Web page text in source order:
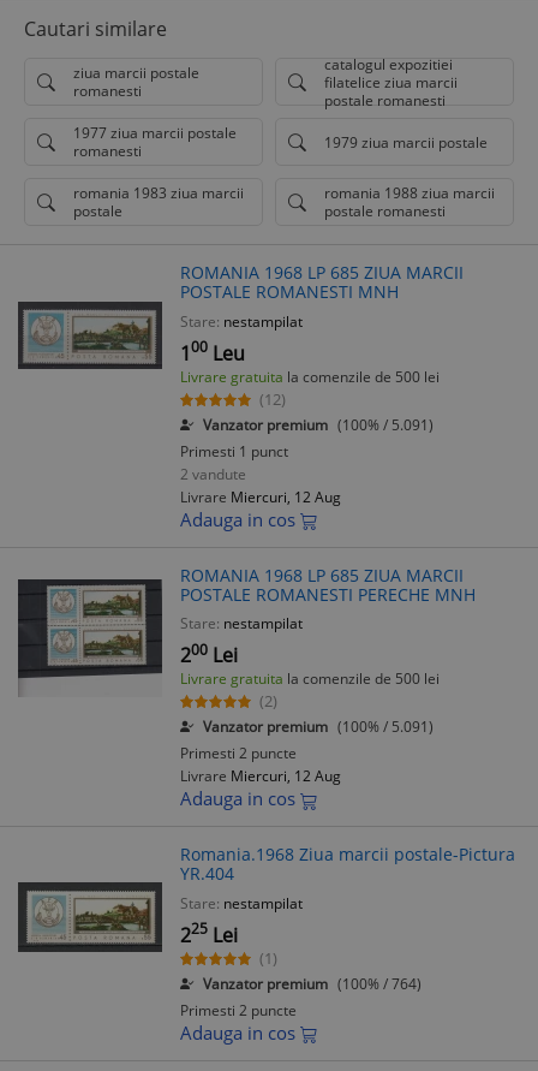
Cautari similare
ziua marcii postale
romanesti
catalogul expozitiei
filatelice ziua marcii
postale romanesti
1977 ziua marcii postale
romanesti
1979 ziua marcii postale
romania 1983 ziua marcii
postale
romania 1988 ziua marcii
postale romanesti
ROMANIA 1968 LP 685 ZIUA MARCII
POSTALE ROMANESTI MNH
Stare: nestampilat
100 Leu
Livrare gratuita la comenzile de 500 lei
(12)
Vanzator premium (100% / 5.091)
Primesti 1 punct
2 vandute
Livrare Miercuri, 12 Aug
Adauga in cos
ROMANIA 1968 LP 685 ZIUA MARCII
POSTALE ROMANESTI PERECHE MNH
Stare: nestampilat
200 Lei
Livrare gratuita la comenzile de 500 lei
(2)
Vanzator premium (100% / 5.091)
Primesti 2 puncte
Livrare Miercuri, 12 Aug
Adauga in cos
Romania.1968 Ziua marcii postale-Pictura
YR.404
Stare: nestampilat
225 Lei
(1)
Vanzator premium (100% / 764)
Primesti 2 puncte
Adauga in cos